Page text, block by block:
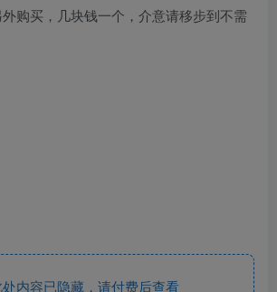
购买，几块钱一个，介意请移步到不需
内容已隐藏，请付费后查看